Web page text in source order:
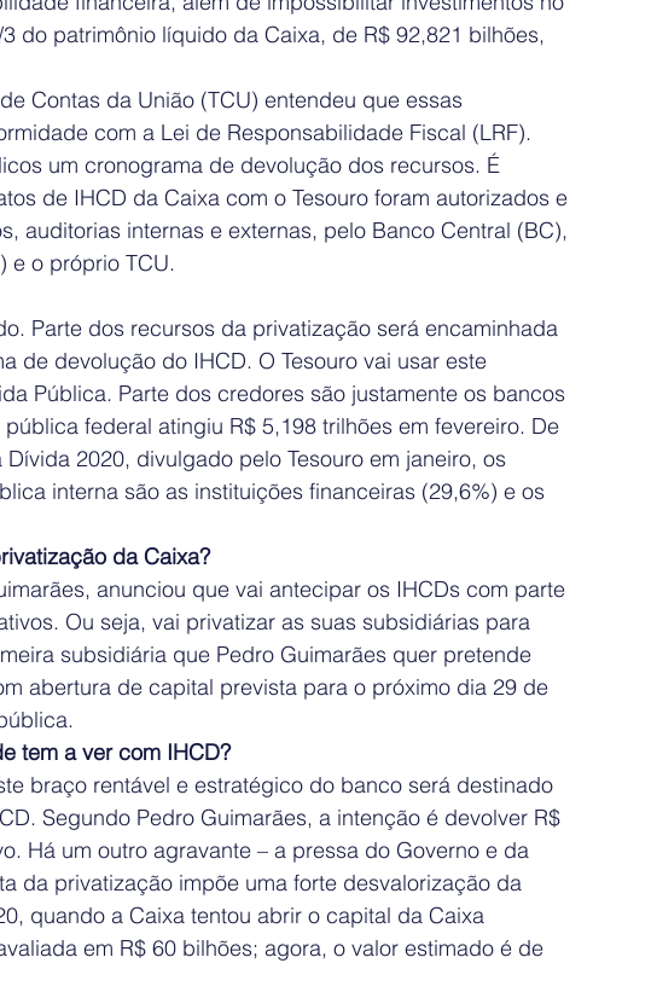
do patrimônio líquido da Caixa, de R$ 92,821 bilhões,
Contas da União (TCU) entendeu que essas
com a Lei de Responsabilidade Fiscal (LRF).
um cronograma de devolução dos recursos. É
de IHCD da Caixa com o Tesouro foram autorizados e
auditorias internas e externas, pelo Banco Central (BC),
e o próprio TCU.
Parte dos recursos da privatização será encaminhada
de devolução do IHCD. O Tesouro vai usar este
Pública. Parte dos credores são justamente os bancos
federal atingiu R$ 5,198 trilhões em fevereiro. De
2020, divulgado pelo Tesouro em janeiro, os
interna são as instituições financeiras (29,6%) e os
da Caixa?
anunciou que vai antecipar os IHCDs com parte
Ou seja, vai privatizar as suas subsidiárias para
subsidiária que Pedro Guimarães quer pretende
abertura de capital prevista para o próximo dia 29 de
tem a ver com IHCD?
braço rentável e estratégico do banco será destinado
Segundo Pedro Guimarães, a intenção é devolver R$
Há um outro agravante – a pressa do Governo e da
da privatização impõe uma forte desvalorização da
quando a Caixa tentou abrir o capital da Caixa
em R$ 60 bilhões; agora, o valor estimado é de